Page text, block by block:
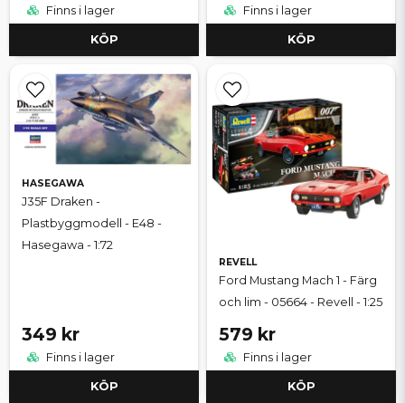
Finns i lager
KÖP
Finns i lager
KÖP
HASEGAWA
J35F Draken -
Plastbyggmodell - E48 -
Hasegawa - 1:72
349 kr
Finns i lager
KÖP
REVELL
Ford Mustang Mach 1 - Färg
och lim - 05664 - Revell - 1:25
579 kr
Finns i lager
KÖP